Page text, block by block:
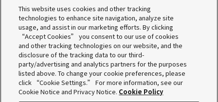
能
源
株
式
会
社
（确认）、公司
名称、部门名
称、电话号码、
国/地域、地
址、职业、业务
种类、工作种类
申
请、
注册
本公
司服
务的
运营
的对应、确认以
及记录；本公司
产品相关的各种
环境、技术文书
等的发送
This website uses cookies and other tracking
technologies to enhance site navigation, analyze site
usage, and assist in our marketing efforts. By clicking
“Accept Cookies” you consent to our use of cookies
and other tracking technologies on our website, and the
disclosure of the tracking data to our third-
party/advertising and analytics partners for the purposes
listed above. To change your cookie preferences, please
click “Cookie Settings.” For more information, see our
Cookie Notice and Privacy Notice. Cookie Policy